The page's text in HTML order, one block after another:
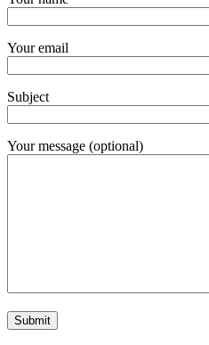
Your email
Subject
Your message (optional)